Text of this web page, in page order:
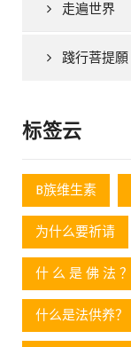
走遍世界
踐行菩提願
标签云
B族维生素
为什么要祈请
什 么 是 佛 法 ？
什么是法供养？